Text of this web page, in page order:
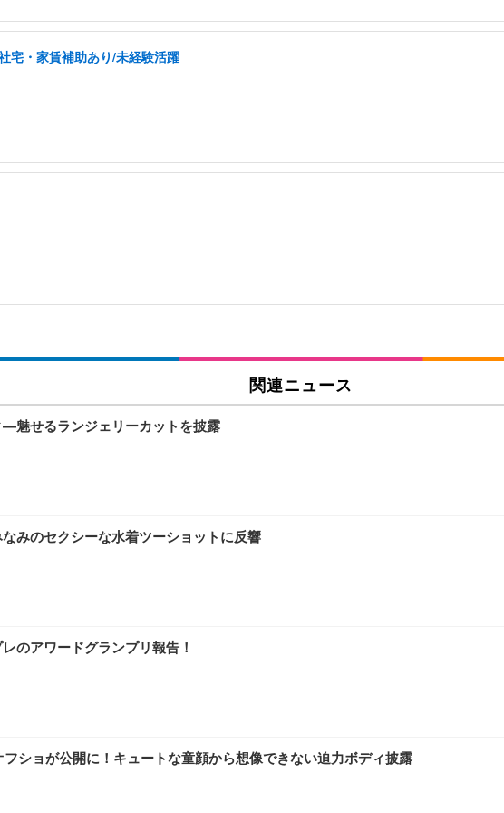
宅・家賃補助あり/未経験活躍
関連ニュース
魅せるランジェリーカットを披露
みのセクシーな水着ツーショットに反響
のアワードグランプリ報告！
ショが公開に！キュートな童顔から想像できない迫力ボディ披露